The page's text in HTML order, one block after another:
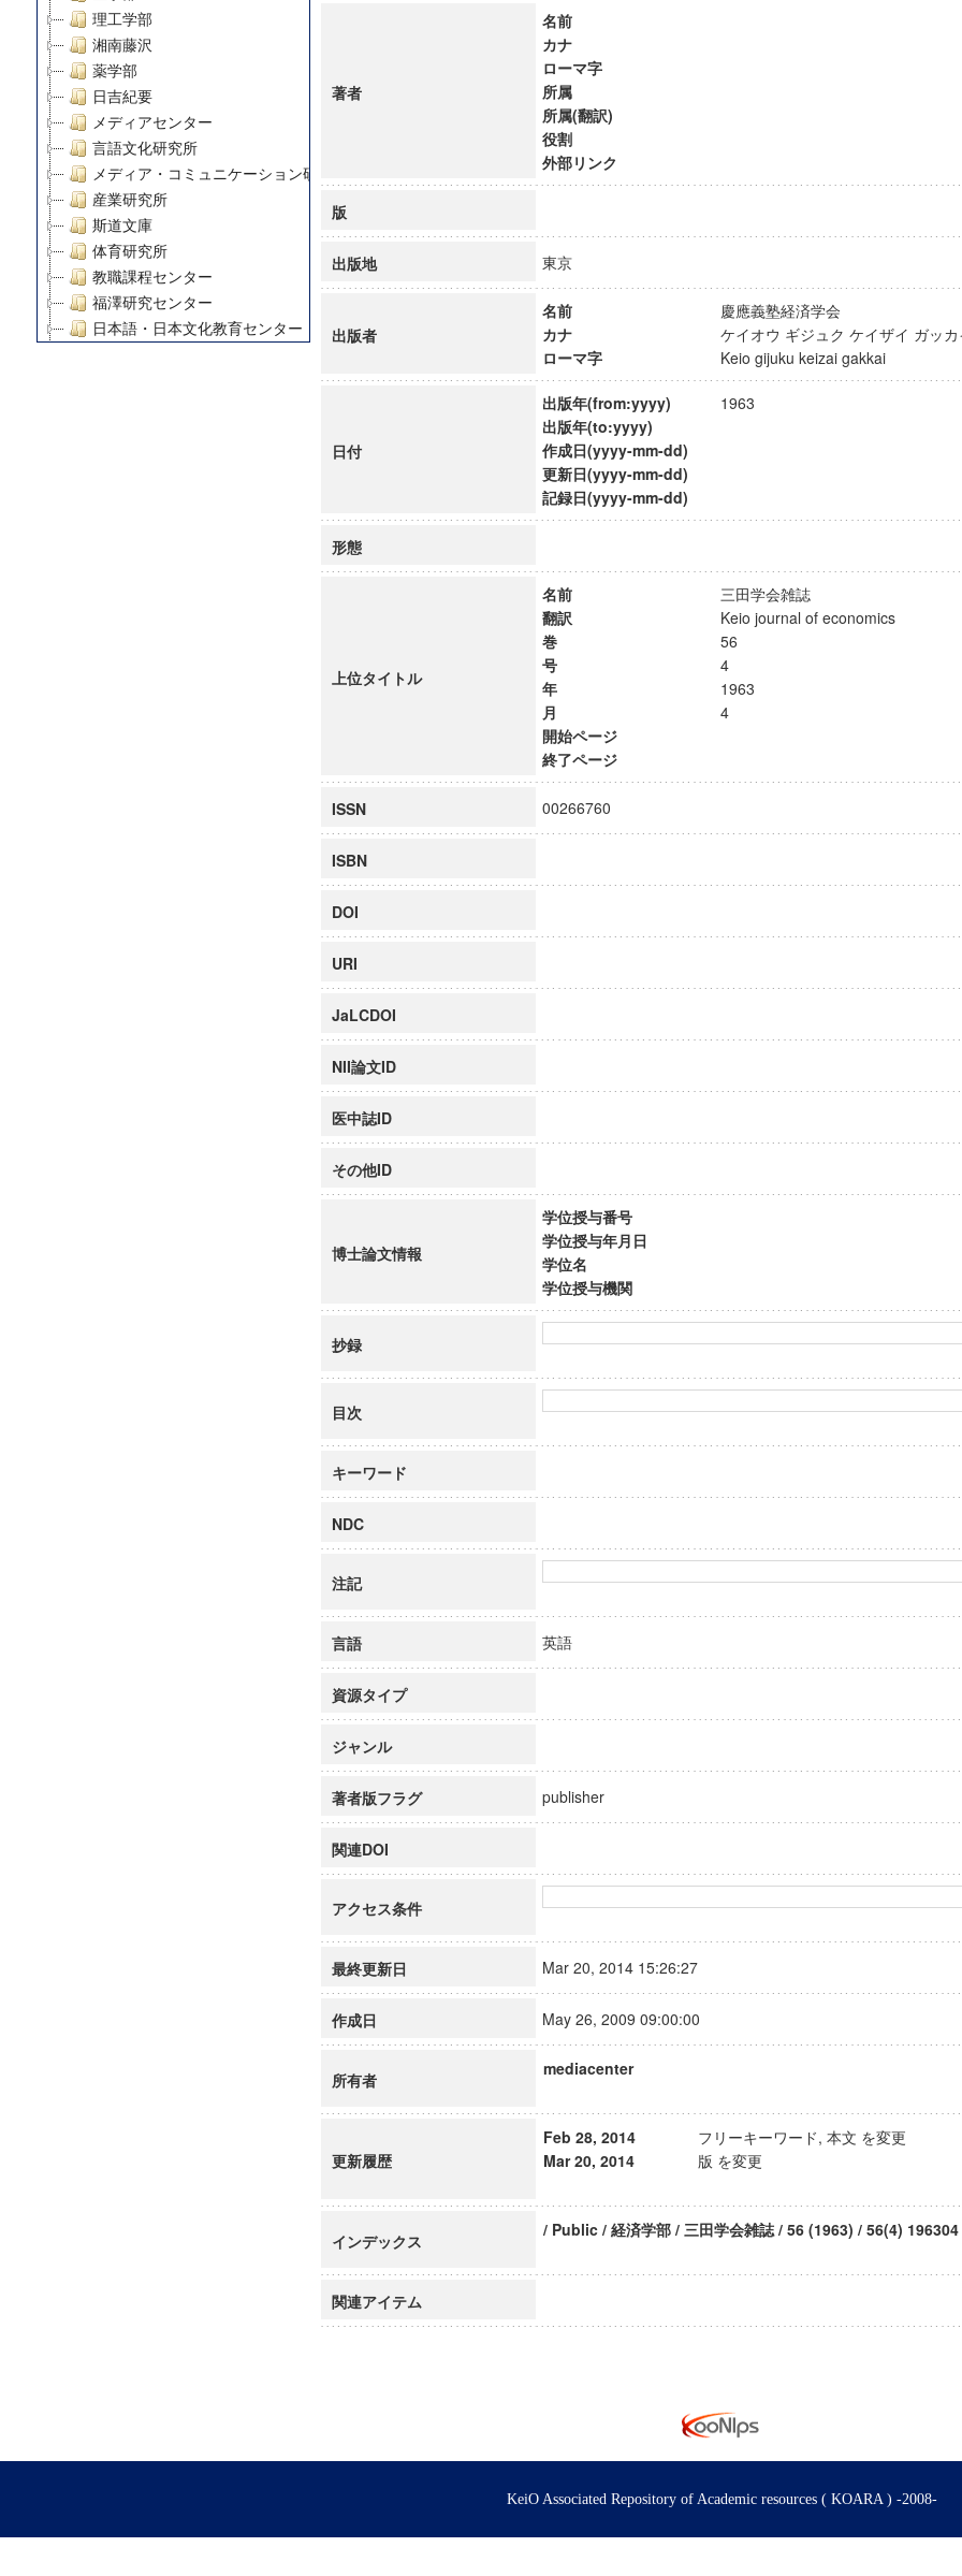
理工学部
湘南藤沢
薬学部
日吉紀要
メディアセンター
言語文化研究所
メディア・コミュニケーション研究所
産業研究所
斯道文庫
体育研究所
教職課程センター
福澤研究センター
日本語・日本文化教育センター
慶應義塾大学グローバルCOEプログラム論理と感性の先端的教育研究拠点
博士課程教育リーディングプログラム「超成熟社会発展のサイエンス」
著者
名前
カナ
ローマ字
所属
所属(翻訳)
役割
外部リンク
版
出版地 東京
出版者
名前
慶應義塾経済学会
カナ
ケイオウ ギジュク ケイザイ ガ
ローマ字
Keio gijuku keizai gakkai
日付
出版年(from:yyyy)
1963
出版年(to:yyyy)
作成日(yyyy-mm-dd)
更新日(yyyy-mm-dd)
記録日(yyyy-mm-dd)
形態
上位タイトル
名前
三田学会雑誌
翻訳
Keio journal of economics
巻
56
号
4
年
1963
月
4
開始ページ
終了ページ
ISSN 00266760
ISBN
DOI
URI
JaLCDOI
NII論文ID
医中誌ID
その他ID
博士論文情報
学位授与番号
学位授与年月日
学位名
学位授与機関
抄録
目次
キーワード
NDC
注記
言語 英語
資源タイプ
ジャンル
著者版フラグ publisher
関連DOI
アクセス条件
最終更新日 Mar 20, 2014 15:26:27
作成日 May 26, 2009 09:00:00
所有者
mediacenter
更新履歴
Feb 28, 2014
フリーキーワード, 本文 を変更
Mar 20, 2014
版 を変更
インデックス
/ Public / 経済学部 / 三田学会雑誌 / 56 (1963) / 56(4) 196304
関連アイテム
KeiO Associated Repository of Academic resources ( KOARA ) -2008-